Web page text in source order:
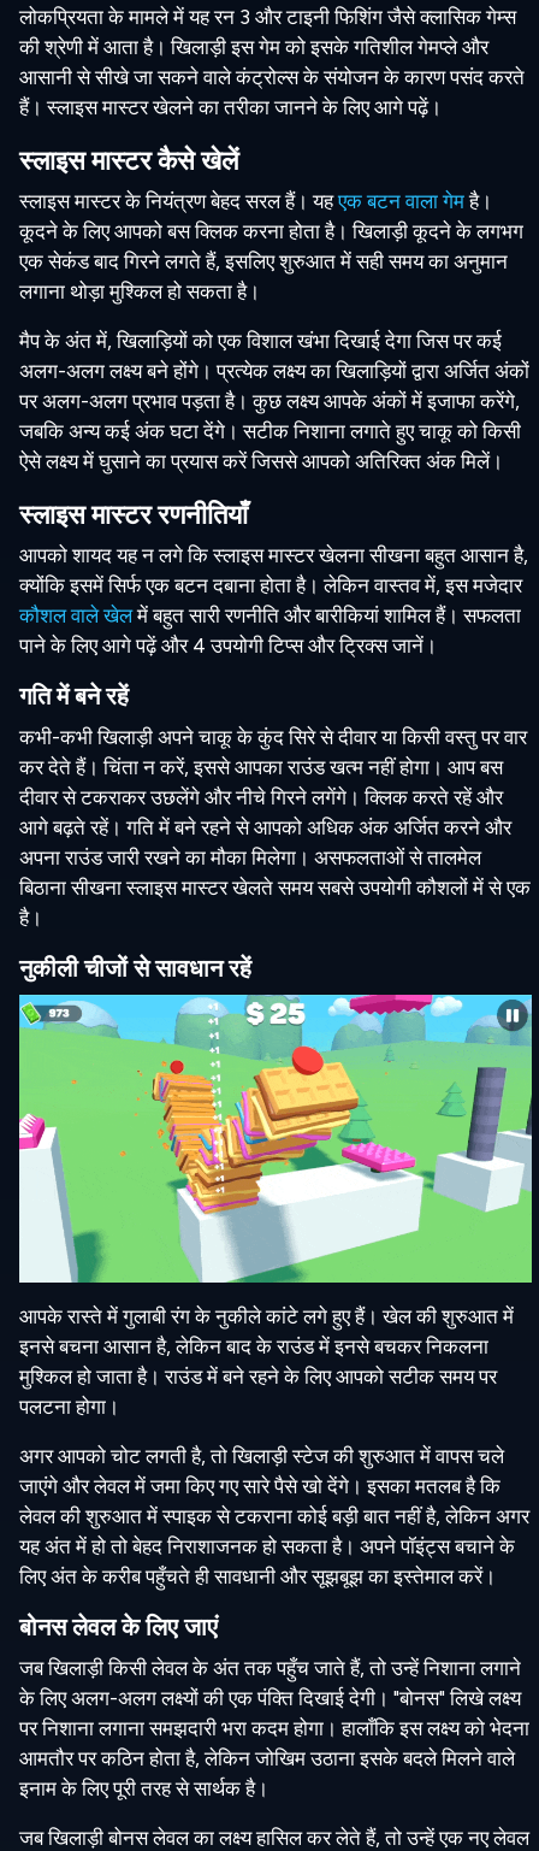
लोकप्रियता के मामले में यह रन 3 और टाइनी फिशिंग जैसे क्लासिक गेम्स
की श्रेणी में आता है। खिलाड़ी इस गेम को इसके गतिशील गेमप्ले और
आसानी से सीखे जा सकने वाले कंट्रोल्स के संयोजन के कारण पसंद करते
हैं। स्लाइस मास्टर खेलने का तरीका जानने के लिए आगे पढ़ें।
स्लाइस मास्टर कैसे खेलें
स्लाइस मास्टर के नियंत्रण बेहद सरल हैं। यहएक बटन वाला गेमहै।
कूदने के लिए आपको बस क्लिक करना होता है। खिलाड़ी कूदने के लगभग
एक सेकंड बाद गिरने लगते हैं, इसलिए शुरुआत में सही समय का अनुमान
लगाना थोड़ा मुश्किल हो सकता है।
मैप के अंत में, खिलाड़ियों को एक विशाल खंभा दिखाई देगा जिस पर कई
अलग-अलग लक्ष्य बने होंगे। प्रत्येक लक्ष्य का खिलाड़ियों द्वारा अर्जित अंकों
पर अलग-अलग प्रभाव पड़ता है। कुछ लक्ष्य आपके अंकों में इजाफा करेंगे,
जबकि अन्य कई अंक घटा देंगे। सटीक निशाना लगाते हुए चाकू को किसी
ऐसे लक्ष्य में घुसाने का प्रयास करें जिससे आपको अतिरिक्त अंक मिलें।
स्लाइस मास्टर रणनीतियाँ
आपको शायद यह न लगे कि स्लाइस मास्टर खेलना सीखना बहुत आसान है,
क्योंकि इसमें सिर्फ एक बटन दबाना होता है। लेकिन वास्तव में, इस मजेदार
कौशल वाले खेलमें बहुत सारी रणनीति और बारीकियां शामिल हैं। सफलता
पाने के लिए आगे पढ़ें और 4 उपयोगी टिप्स और ट्रिक्स जानें।
गति में बने रहें
कभी-कभी खिलाड़ी अपने चाकू के कुंद सिरे से दीवार या किसी वस्तु पर वार
कर देते हैं। चिंता न करें, इससे आपका राउंड खत्म नहीं होगा। आप बस
दीवार से टकराकर उछलेंगे और नीचे गिरने लगेंगे। क्लिक करते रहें और
आगे बढ़ते रहें। गति में बने रहने से आपको अधिक अंक अर्जित करने और
अपना राउंड जारी रखने का मौका मिलेगा। असफलताओं से तालमेल
बिठाना सीखना स्लाइस मास्टर खेलते समय सबसे उपयोगी कौशलों में से एक
है।
नुकीली चीजों से सावधान रहें
आपके रास्ते में गुलाबी रंग के नुकीले कांटे लगे हुए हैं। खेल की शुरुआत में
इनसे बचना आसान है, लेकिन बाद के राउंड में इनसे बचकर निकलना
मुश्किल हो जाता है। राउंड में बने रहने के लिए आपको सटीक समय पर
पलटना होगा।
अगर आपको चोट लगती है, तो खिलाड़ी स्टेज की शुरुआत में वापस चले
जाएंगे और लेवल में जमा किए गए सारे पैसे खो देंगे। इसका मतलब है कि
लेवल की शुरुआत में स्पाइक से टकराना कोई बड़ी बात नहीं है, लेकिन अगर
यह अंत में हो तो बेहद निराशाजनक हो सकता है। अपने पॉइंट्स बचाने के
लिए अंत के करीब पहुँचते ही सावधानी और सूझबूझ का इस्तेमाल करें।
बोनस लेवल के लिए जाएं
जब खिलाड़ी किसी लेवल के अंत तक पहुँच जाते हैं, तो उन्हें निशाना लगाने
के लिए अलग-अलग लक्ष्यों की एक पंक्ति दिखाई देगी। "बोनस" लिखे लक्ष्य
पर निशाना लगाना समझदारी भरा कदम होगा। हालाँकि इस लक्ष्य को भेदना
आमतौर पर कठिन होता है, लेकिन जोखिम उठाना इसके बदले मिलने वाले
इनाम के लिए पूरी तरह से सार्थक है।
जब खिलाड़ी बोनस लेवल का लक्ष्य हासिल कर लेते हैं, तो उन्हें एक नए लेवल